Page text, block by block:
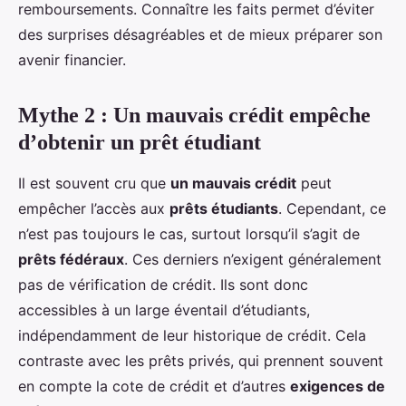
remboursements. Connaître les faits permet d’éviter
des surprises désagréables et de mieux préparer son
avenir financier.
Mythe 2 : Un mauvais crédit empêche
d’obtenir un prêt étudiant
Il est souvent cru que un mauvais crédit peut
empêcher l’accès aux prêts étudiants. Cependant, ce
n’est pas toujours le cas, surtout lorsqu’il s’agit de
prêts fédéraux. Ces derniers n’exigent généralement
pas de vérification de crédit. Ils sont donc
accessibles à un large éventail d’étudiants,
indépendamment de leur historique de crédit. Cela
contraste avec les prêts privés, qui prennent souvent
en compte la cote de crédit et d’autres exigences de